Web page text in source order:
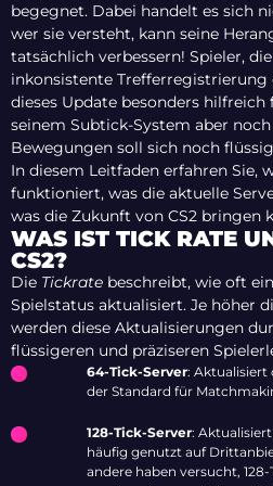
begegnet. Dabei handelt es sich
wer sie versteht, kann seine
tatsächlich verbessern! Spieler,
inkonsistente Trefferregistrierung
dieses Update besonders hilfreich
seinem Subtick-System aber
Bewegungen soll sich noch
In diesem Leitfaden erfahren Sie,
funktioniert, was die aktuelle
was die Zukunft von CS2 bringen
WAS IST TICK RATE
CS2?
Die Tickrate beschreibt, wie oft
Spielstatus aktualisiert. Je höher
werden diese Aktualisierungen
flüssigeren und präziseren
64-Tick-Server: Aktualisiert
der Standard für
128-Tick-Server: Aktualisiert
häufig genutzt auf
andere haben versucht,